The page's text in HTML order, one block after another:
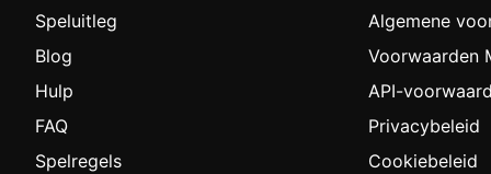
Speluitleg
Blog
Hulp
FAQ
Spelregels
Algemene
Voorwaarden
API-
Privacybeleid
Cookiebeleid